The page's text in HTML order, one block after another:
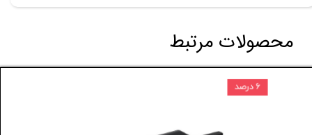
محصولات مرتبط